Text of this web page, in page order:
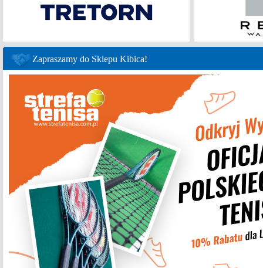
Zapraszamy do Sklepu Kibica!